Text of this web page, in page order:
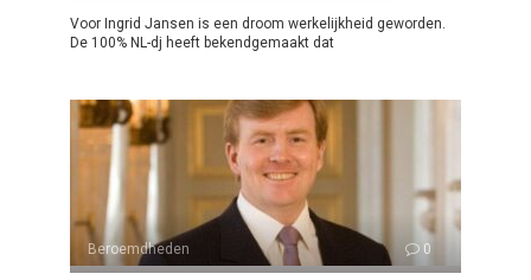
Voor Ingrid Jansen is een droom werkelijkheid geworden.
De 100% NL-dj heeft bekendgemaakt dat
Beroemdheden 0